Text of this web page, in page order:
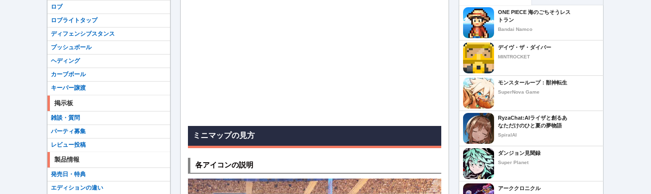
ミニマップの見方
各アイコンの説明
ロブ
ロブライトタップ
ディフェンシブスタンス
プッシュボール
ヘディング
カーブボール
キーパー譲渡
掲示板
雑談・質問
パーティ募集
レビュー投稿
製品情報
発売日・特典
エディションの違い
ONE PIECE 海のごちそうレス
トラン
Bandai Namco
デイヴ・ザ・ダイバー
MINTROCKET
モンスターループ：獣神転生
SuperNova Game
RyzaChat:AIライザと創るあ
なただけのひと夏の夢物語
SpiralAI
ダンジョン見聞録
Super Planet
アーククロニクル